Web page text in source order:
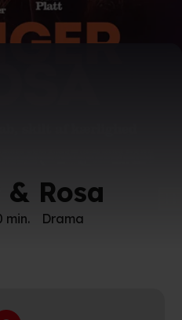
Rosa
min. Drama